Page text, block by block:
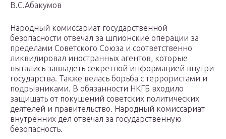
В.С.Абакумов
Народный комиссариат государственной
безопасности отвечал за шпионские операции за
пределами Советского Союза и соответственно
ликвидировал иностранных агентов, которые
пытались завладеть секретной информацией внутри
государства. Также велась борьба с террористами и
подрывниками. В обязанности НКГБ входило
защищать от покушений советских политических
деятелей и правительство. Народный комиссариат
внутренних дел отвечал за государственную
безопасность.